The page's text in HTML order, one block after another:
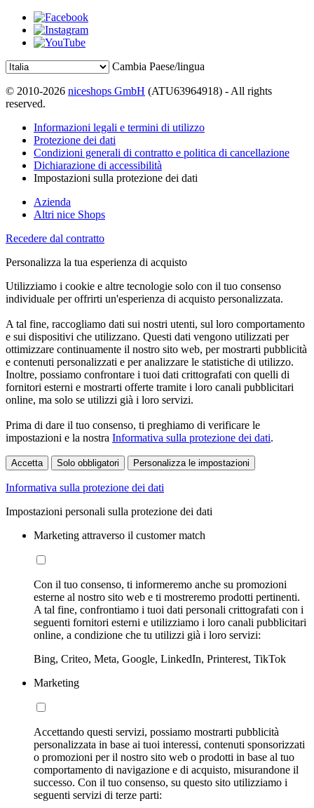
Cambia Paese/lingua
© 2010-2026 niceshops GmbH (ATU63964918) - All rights
reserved.
Informazioni legali e termini di utilizzo
Protezione dei dati
Condizioni generali di contratto e politica di cancellazione
Dichiarazione di accessibilità
Impostazioni sulla protezione dei dati
Azienda
Altri nice Shops
Recedere dal contratto
Personalizza la tua esperienza di acquisto
Utilizziamo i cookie e altre tecnologie solo con il tuo consenso
individuale per offrirti un'esperienza di acquisto personalizzata.
A tal fine, raccogliamo dati sui nostri utenti, sul loro comportamento
e sui dispositivi che utilizzano. Questi dati vengono utilizzati per
ottimizzare continuamente il nostro sito web, per mostrarti pubblicità
e contenuti personalizzati e per analizzare le statistiche di utilizzo.
Inoltre, possiamo confrontare i tuoi dati crittografati con quelli di
fornitori esterni e mostrarti offerte tramite i loro canali pubblicitari
online, ma solo se utilizzi già i loro servizi.
Prima di dare il tuo consenso, ti preghiamo di verificare le
impostazioni e la nostra Informativa sulla protezione dei dati.
Accetta Solo obbligatori Personalizza le impostazioni
Informativa sulla protezione dei dati
Impostazioni personali sulla protezione dei dati
Marketing attraverso il customer match
Con il tuo consenso, ti informeremo anche su promozioni
esterne al nostro sito web e ti mostreremo prodotti pertinenti.
A tal fine, confrontiamo i tuoi dati personali crittografati con i
seguenti fornitori esterni e utilizziamo i loro canali pubblicitari
online, a condizione che tu utilizzi già i loro servizi:
Bing, Criteo, Meta, Google, LinkedIn, Printerest, TikTok
Marketing
Accettando questi servizi, possiamo mostrarti pubblicità
personalizzata in base ai tuoi interessi, contenuti sponsorizzati
o promozioni per il nostro sito web o prodotti in base al tuo
comportamento di navigazione e di acquisto, misurandone il
successo. Con il tuo consenso, su questo sito utilizziamo i
seguenti servizi di terze parti: